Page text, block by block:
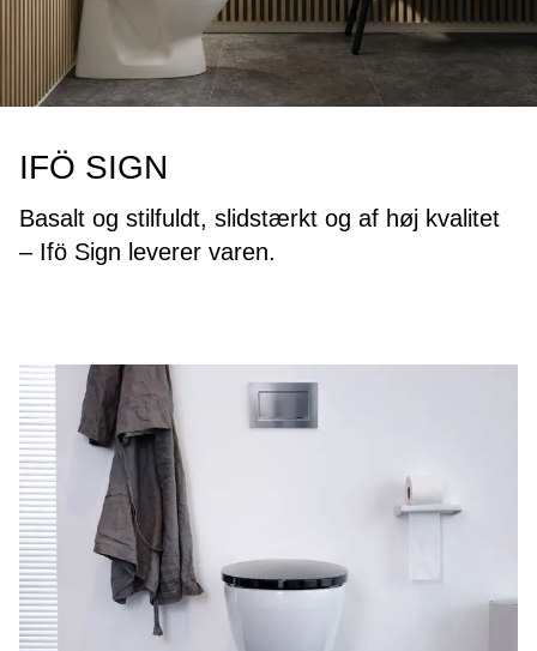
IFÖ SIGN
Basalt og stilfuldt, slidstærkt og af høj kvalitet
– Ifö Sign leverer varen.